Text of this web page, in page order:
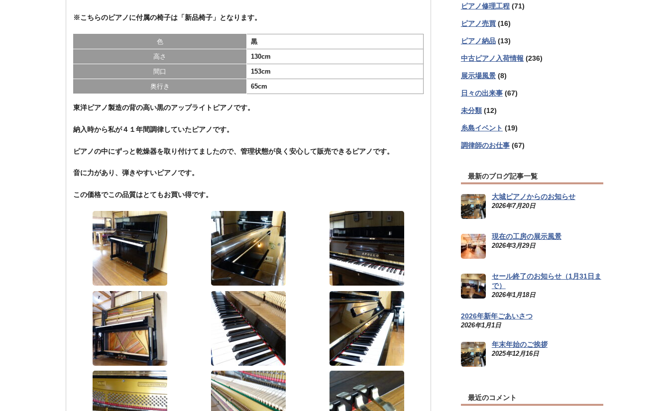
※こちらのピアノに付属の椅子は「新品椅子」となります。
色
黒
高さ
130cm
間口
153cm
奥行き
65cm
東洋ピアノ製造の背の高い黒のアップライトピアノです。
納入時から私が４１年間調律していたピアノです。
ピアノの中にずっと乾燥器を取り付けてましたので、管理状態が良く安心して販売できるピアノです。
音に力があり、弾きやすいピアノです。
この価格でこの品質はとてもお買い得です。
ピアノ修理工程(71)
ピアノ売買(16)
ピアノ納品(13)
中古ピアノ入荷情報 (236)
展示場風景(8)
日々の出来事(67)
未分類(12)
糸島イベント (19)
調律師のお仕事(67)
最新のブログ記事一覧
大城ピアノからのお知らせ
2026年7月20日
現在の工房の展示風景
2026年3月29日
セール終了のお知らせ（1月31日ま
で）
2026年1月18日
2026年新年ごあいさつ
2026年1月1日
年末年始のご挨拶
2025年12月16日
最近のコメント